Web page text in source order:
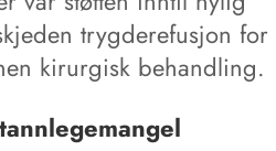
trygderefusjon for
kirurgisk behandling.